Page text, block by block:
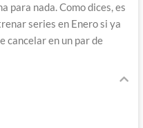
para nada. Como dices, es
series en Enero si ya
cancelar en un par de